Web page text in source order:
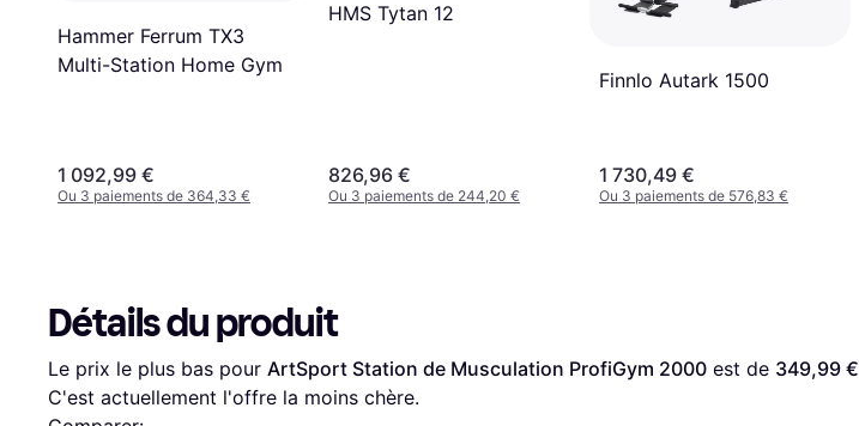
Hammer Ferrum TX3
Multi-Station Home Gym
1 092,99 €
Ou 3 paiements de 364,33 €
HMS Tytan 12
826,96 €
Ou 3 paiements de 244,20 €
Finnlo Autark 1500
1 730,49 €
Ou 3 paiements de 576,83 €
Détails du produit
Le prix le plus bas pour ArtSport Station de Musculation ProfiGym 2000 est de 349,99 €
C'est actuellement l'offre la moins chère.